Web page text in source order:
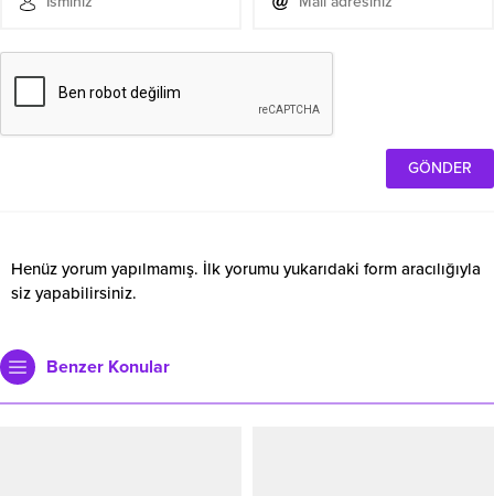
Henüz yorum yapılmamış. İlk yorumu yukarıdaki form aracılığıyla
siz yapabilirsiniz.
Benzer Konular